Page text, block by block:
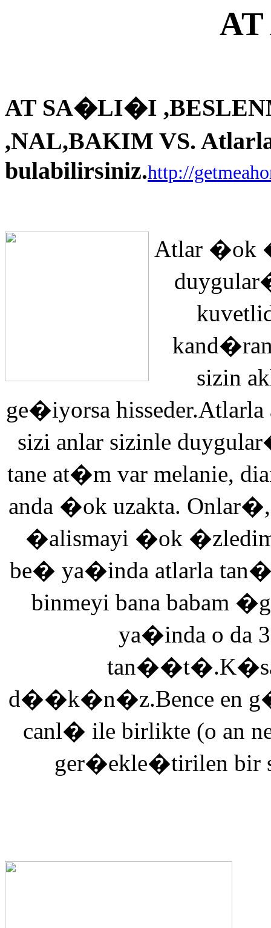
AT SA�LI�I
,NAL,BAKIM VS.
bulabilirsiniz.http://
Atlar �ok
sizin
ge�iyorsa
sizi anlar sizinle
tane at�m var melanie,
anda �ok uzakta.
�alismayi �ok
be� ya�inda atlarla
binmeyi bana babam
ya�inda o da
d��k�n�z.Bence en
canl� ile birlikte (o an
ger�ekle�tirilen bir